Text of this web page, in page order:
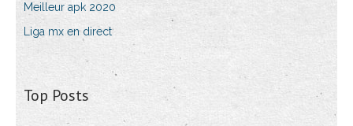
Meilleur apk 2020
Liga mx en direct
Top Posts